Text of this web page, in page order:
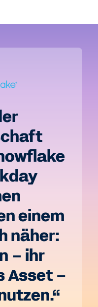
einem
näher:
– ihr
Asset –